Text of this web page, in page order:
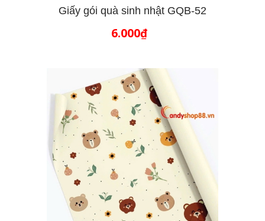
THÊM VÀO GIỎ HÀNG
Giấy gói quà sinh nhật GQB-52
6.000₫